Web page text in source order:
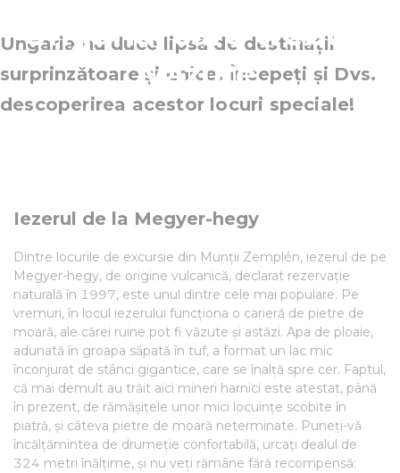
Ungaria, care trebuie
văzute
Ungaria nu duce lipsă de destinații
surprinzătoare și unice. Începeți și Dvs.
descoperirea acestor locuri speciale!
Iezerul de la Megyer-hegy
Dintre locurile de excursie din Munții Zemplén, iezerul de pe
Megyer-hegy, de origine vulcanică, declarat rezervație
naturală în 1997, este unul dintre cele mai populare. Pe
vremuri, în locul iezerului funcționa o carieră de pietre de
moară, ale cărei ruine pot fi văzute și astăzi. Apa de ploaie,
adunată în groapa săpată în tuf, a format un lac mic
înconjurat de stânci gigantice, care se înalță spre cer. Faptul,
că mai demult au trăit aici mineri harnici este atestat, până
în prezent, de rămășițele unor mici locuințe scobite în
piatră, și câteva pietre de moară neterminate. Puneți-vă
încălțămintea de drumeție confortabilă, urcați dealul de
324 metri înălțime, și nu veți rămâne fără recompensă: